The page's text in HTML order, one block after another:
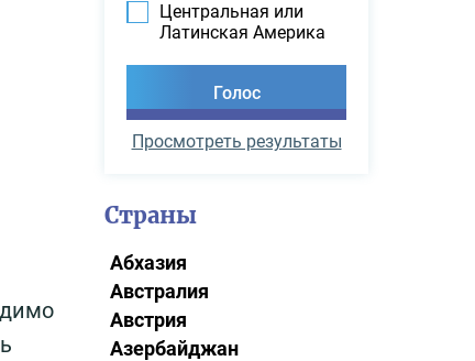
Центральная или
Латинская Америка
Просмотреть результаты
Страны
Абхазия
Австралия
Австрия
Азербайджан